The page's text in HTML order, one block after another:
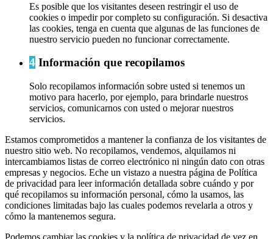
Es posible que los visitantes deseen restringir el uso de
cookies o impedir por completo su configuración. Si desactiva
las cookies, tenga en cuenta que algunas de las funciones de
nuestro servicio pueden no funcionar correctamente.
4 Información que recopilamos
Solo recopilamos información sobre usted si tenemos un
motivo para hacerlo, por ejemplo, para brindarle nuestros
servicios, comunicarnos con usted o mejorar nuestros
servicios.
Estamos comprometidos a mantener la confianza de los visitantes de
nuestro sitio web. No recopilamos, vendemos, alquilamos ni
intercambiamos listas de correo electrónico ni ningún dato con otras
empresas y negocios. Eche un vistazo a nuestra página de Política
de privacidad para leer información detallada sobre cuándo y por
qué recopilamos su información personal, cómo la usamos, las
condiciones limitadas bajo las cuales podemos revelarla a otros y
cómo la mantenemos segura.
Podemos cambiar las cookies y la política de privacidad de vez en